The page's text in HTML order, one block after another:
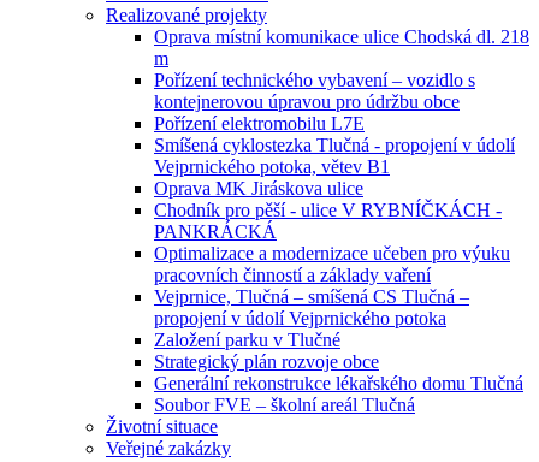
Realizované projekty
Oprava místní komunikace ulice Chodská dl. 218
m
Pořízení technického vybavení – vozidlo s
kontejnerovou úpravou pro údržbu obce
Pořízení elektromobilu L7E
Smíšená cyklostezka Tlučná - propojení v údolí
Vejprnického potoka, větev B1
Oprava MK Jiráskova ulice
Chodník pro pěší - ulice V RYBNÍČKÁCH -
PANKRÁCKÁ
Optimalizace a modernizace učeben pro výuku
pracovních činností a základy vaření
Vejprnice, Tlučná – smíšená CS Tlučná –
propojení v údolí Vejprnického potoka
Založení parku v Tlučné
Strategický plán rozvoje obce
Generální rekonstrukce lékařského domu Tlučná
Soubor FVE – školní areál Tlučná
Životní situace
Veřejné zakázky